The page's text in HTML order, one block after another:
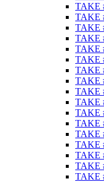
TAKE
TAKE
TAKE
TAKE
TAKE
TAKE
TAKE
TAKE
TAKE
TAKE
TAKE
TAKE
TAKE
TAKE
TAKE
TAKE
TAKE